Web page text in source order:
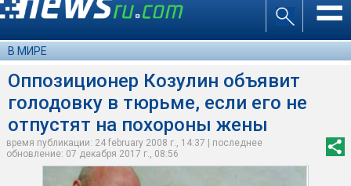
☰
В МИРЕ
Оппозиционер Козулин объявит
голодовку в тюрьме, если его не
отпустят на похороны жены
время публикации: 24 february 2008 г., 14:37 | последнее
обновление: 07 декабря 2017 г., 08:56